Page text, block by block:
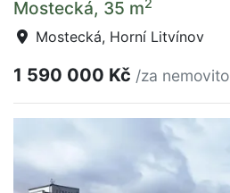
Mostecká, 35 m2
Mostecká, Horní Litvínov
1 590 000 Kč /za